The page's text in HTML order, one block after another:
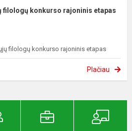
filologų konkurso rajoninis etapas
filologų konkurso rajoninis etapas
Plačiau